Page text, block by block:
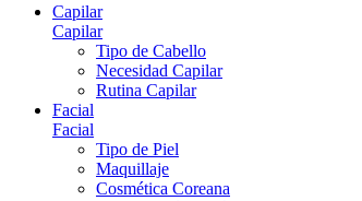
Capilar
Capilar
Tipo de Cabello
Necesidad Capilar
Rutina Capilar
Facial
Facial
Tipo de Piel
Maquillaje
Cosmética Coreana